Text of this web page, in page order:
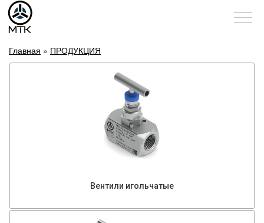
Главная » ПРОДУКЦИЯ
Вентили игольчатые